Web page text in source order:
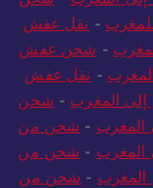
- نقل عفش
- شحن عفش
- نقل عفش
المغرب - شحن
- شحن من
- شحن من
- شحن من